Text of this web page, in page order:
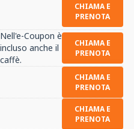
CHIAMA E
PRENOTA
Nell'e-Coupon è
incluso anche il
caffè.
CHIAMA E
PRENOTA
CHIAMA E
PRENOTA
CHIAMA E
PRENOTA